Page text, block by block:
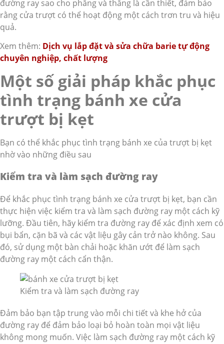
đường ray sao cho phẳng và thẳng là cần thiết, đảm bảo
rằng cửa trượt có thể hoạt động một cách trơn tru và hiệu
quả.
Xem thêm: Dịch vụ lắp đặt và sửa chữa barie tự động
chuyên nghiệp, chất lượng
Một số giải pháp khắc phục
tình trạng bánh xe cửa
trượt bị kẹt
Bạn có thể khắc phục tình trạng bánh xe của trượt bị kẹt
nhờ vào những điều sau
Kiểm tra và làm sạch đường ray
Để khắc phục tình trạng bánh xe cửa trượt bị kẹt, bạn cần
thực hiện việc kiểm tra và làm sạch đường ray một cách kỹ
lưỡng. Đầu tiên, hãy kiểm tra đường ray để xác định xem có
bụi bẩn, cặn bã và các vật liệu gây cản trở nào không. Sau
đó, sử dụng một bàn chải hoặc khăn ướt để làm sạch
đường ray một cách cẩn thận.
Kiểm tra và làm sạch đường ray
Đảm bảo bạn tập trung vào mỗi chi tiết và khe hở của
đường ray để đảm bảo loại bỏ hoàn toàn mọi vật liệu
không mong muốn. Việc làm sạch đường ray một cách kỹ